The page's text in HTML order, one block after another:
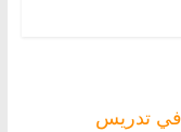
في تدريس